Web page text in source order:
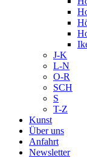
J-K
L-N
O-R
SCH
S
T-Z
Kunst
Über uns
Anfahrt
Newsletter